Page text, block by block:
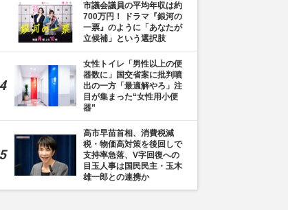
市議会議員の平均年収は約
700万円！ ドラマ『銀河の
一票』のように「あなたが
立候補」という選択肢
女性トイレ「男性以上の便
器数に」国交省案に批判噴
出の一方「最適解やろ」注
目が集まった“女性用小便
器”
高市早苗首相、消費税減
税・物価高対策を後回しで
支持率急落、V字回復への
目玉人事は国民民主・玉木
雄一郎との連携か